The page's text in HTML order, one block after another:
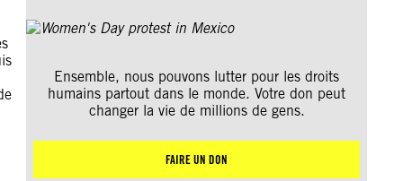
Ensemble, nous pouvons lutter pour les droits
humains partout dans le monde. Votre don peut
changer la vie de millions de gens.
FAIRE UN DON